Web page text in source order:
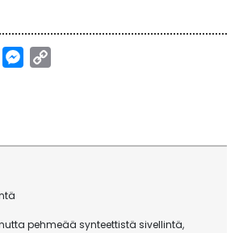
TelegramMessenger
pehmeää synteettistä sivellintä,